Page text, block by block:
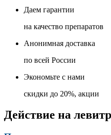
Даем гарантии
на качество препаратов
Анонимная доставка
по всей России
Экономьте с нами
скидки до 20%, акции
Действие на